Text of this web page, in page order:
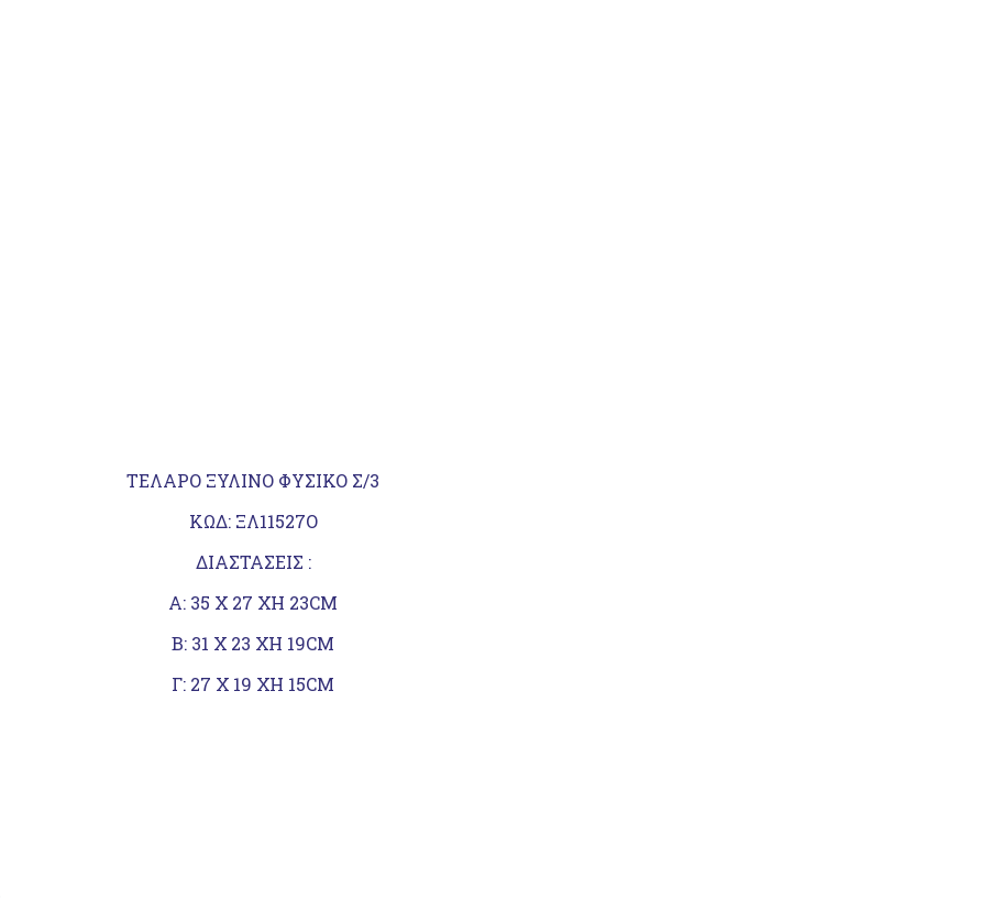
ΤΕΛΑΡΟ ΞΥΛΙΝΟ ΦΥΣΙΚΟ Σ/3
ΚΩΔ: ΞΛ11527Ο
ΔΙΑΣΤΑΣΕΙΣ :
Α: 35 Χ 27 ΧΗ 23CM
Β: 31 Χ 23 ΧΗ 19CM
Γ: 27 Χ 19 ΧΗ 15CM